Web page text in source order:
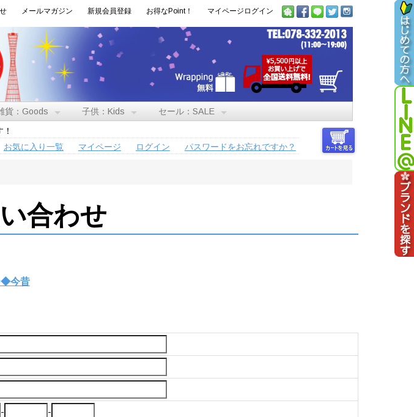
メールマガジン 新規会員登録 お得なPoint！ マイページログイン
貨：Goods 子供：Kids セール：SALE
お気に入り一覧
マイページ ログイン パスワードをお忘れですか？
合わせ
◆今昔
- -